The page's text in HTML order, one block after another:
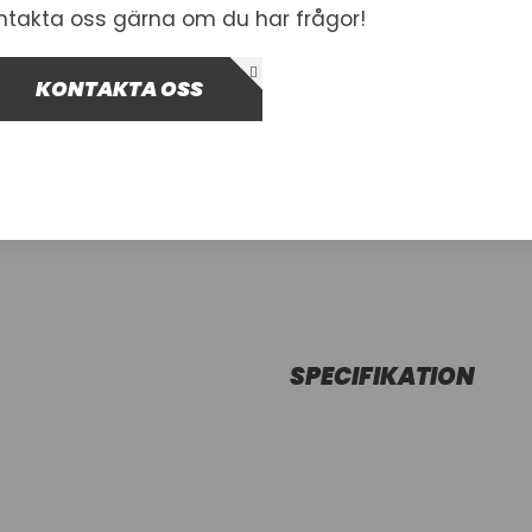
SPECIFIKATION
oss gärna om du har frågor!
KONTAKTA OSS